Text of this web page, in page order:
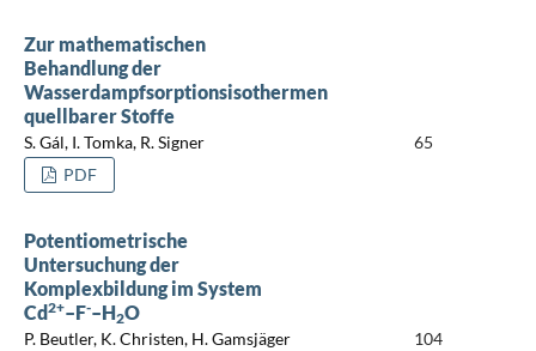
Zur mathematischen
Behandlung der
Wasserdampfsorptionsisothermen
quellbarer Stoffe
S. Gál, I. Tomka, R. Signer
65
PDF
Potentiometrische
Untersuchung der
Komplexbildung im System
Cd2+–F-–H2O
P. Beutler, K. Christen, H. Gamsjäger
104